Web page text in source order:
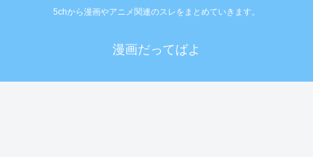
5chから漫画やアニメ関連のスレをまとめていきます。
漫画だってばよ